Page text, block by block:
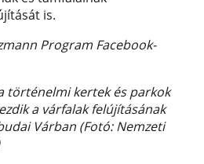
is.
Program Facebook-
történelmi kertek és parkok
a várfalak felújításának
Várban (Fotó: Nemzeti